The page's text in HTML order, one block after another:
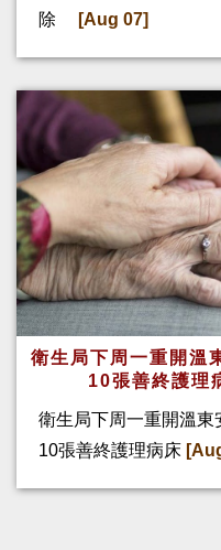
除
[Aug 07]
衛生局下周一重開
10張善終護理
衛生局下周一重開溫
10張善終護理病床